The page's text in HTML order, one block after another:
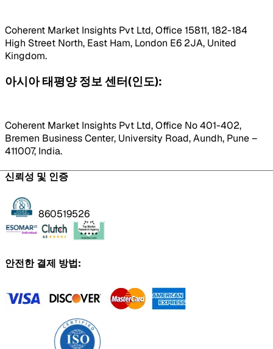
Coherent Market Insights Pvt Ltd, Office 15811, 182-184
High Street North, East Ham, London E6 2JA, United
Kingdom.
아시아 태평양 정보 센터(인도):
Coherent Market Insights Pvt Ltd, Office No 401-402,
Bremen Business Center, University Road, Aundh, Pune –
411007, India.
신뢰성 및 인증
860519526
안전한 결제 방법: